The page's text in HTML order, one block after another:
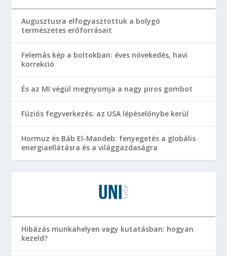
Augusztusra elfogyasztottuk a bolygó
természetes erőforrásait
Felemás kép a boltokban: éves növekedés, havi
korrekció
És az MI végül megnyomja a nagy piros gombot
Fúziós fegyverkezés: az USA lépéselőnybe kerül
Hormuz és Báb El-Mandeb: fenyegetés a globális
energiaellátásra és a világgazdaságra
Hibázás munkahelyen vagy kutatásban: hogyan
kezeld?